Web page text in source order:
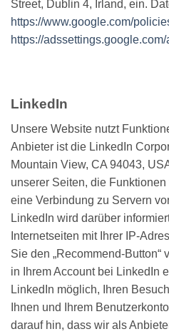
Street, Dublin 4, Irland, ein.
https://www.google.com/
https://
LinkedIn
Unsere Website nutzt
Anbieter ist die LinkedIn
Mountain View, CA 94043,
unserer Seiten, die
eine Verbindung zu Servern
LinkedIn wird darüber
Internetseiten mit Ihrer IP-
Sie den „Recommend-Button“
in Ihrem Account bei LinkedIn
LinkedIn möglich, Ihren
Ihnen und Ihrem
darauf hin, dass wir als